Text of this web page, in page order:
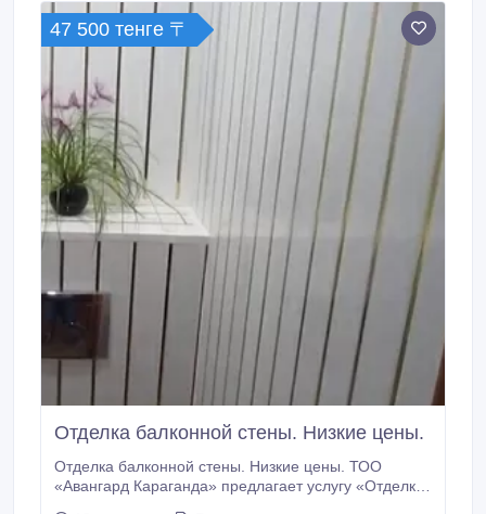
50000 тенге; -6 метровый балкон – 53500 тенге;
Если необходимо утепление пола, то можем
проложить пенопласт за дополнительную плату.
47 500 тенге 〒
Отделка балконной стены. Низкие цены.
Отделка балконной стены. Низкие цены. ТОО
«Авангард Караганда» предлагает услугу «Отделка